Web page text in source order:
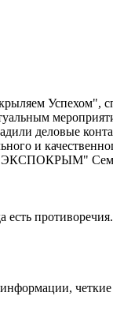
Успехом",
деловые
и
"ЭКСПОКРЫМ"